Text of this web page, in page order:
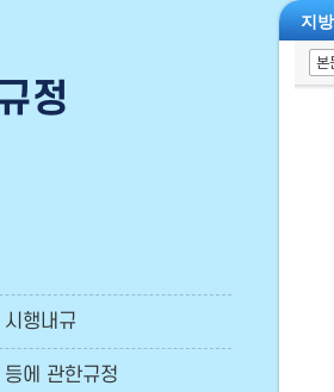
정
행내규
에 관한규정